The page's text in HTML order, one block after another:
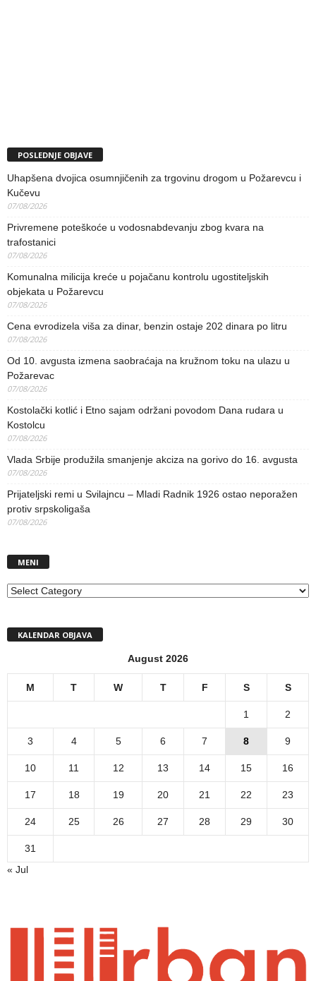
POSLEDNJE OBJAVE
Uhapšena dvojica osumnjičenih za trgovinu drogom u Požarevcu i
Kučevu
07/08/2026
Privremene poteškoće u vodosnabdevanju zbog kvara na
trafostanici
07/08/2026
Komunalna milicija kreće u pojačanu kontrolu ugostiteljskih
objekata u Požarevcu
07/08/2026
Cena evrodizela viša za dinar, benzin ostaje 202 dinara po litru
07/08/2026
Od 10. avgusta izmena saobraćaja na kružnom toku na ulazu u
Požarevac
07/08/2026
Kostolački kotlić i Etno sajam održani povodom Dana rudara u
Kostolcu
07/08/2026
Vlada Srbije produžila smanjenje akciza na gorivo do 16. avgusta
07/08/2026
Prijateljski remi u Svilajncu – Mladi Radnik 1926 ostao neporažen
protiv srpskoligaša
07/08/2026
MENI
MENI
KALENDAR OBJAVA
August 2026
M T W T F S S
1 2
3 4 5 6 7 8 9
10 11 12 13 14 15 16
17 18 19 20 21 22 23
24 25 26 27 28 29 30
31
« Jul